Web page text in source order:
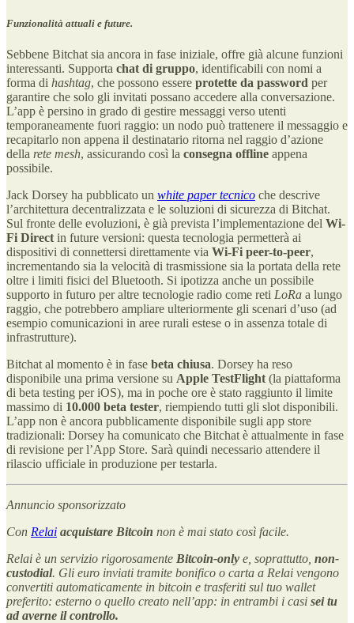
Funzionalità attuali e future.
Sebbene Bitchat sia ancora in fase iniziale, offre già alcune funzioni
interessanti. Supporta chat di gruppo, identificabili con nomi a
forma di hashtag, che possono essere protette da password per
garantire che solo gli invitati possano accedere alla conversazione.
L’app è persino in grado di gestire messaggi verso utenti
temporaneamente fuori raggio: un nodo può trattenere il messaggio e
recapitarlo non appena il destinatario ritorna nel raggio d’azione
della rete mesh, assicurando così la consegna offline appena
possibile.
Jack Dorsey ha pubblicato un white paper tecnico che descrive
l’architettura decentralizzata e le soluzioni di sicurezza di Bitchat.
Sul fronte delle evoluzioni, è già prevista l’implementazione del Wi-
Fi Direct in future versioni: questa tecnologia permetterà ai
dispositivi di connettersi direttamente via Wi-Fi peer-to-peer,
incrementando sia la velocità di trasmissione sia la portata della rete
oltre i limiti fisici del Bluetooth. Si ipotizza anche un possibile
supporto in futuro per altre tecnologie radio come reti LoRa a lungo
raggio, che potrebbero ampliare ulteriormente gli scenari d’uso (ad
esempio comunicazioni in aree rurali estese o in assenza totale di
infrastrutture).
Bitchat al momento è in fase beta chiusa. Dorsey ha reso
disponibile una prima versione su Apple TestFlight (la piattaforma
di beta testing per iOS), ma in poche ore è stato raggiunto il limite
massimo di 10.000 beta tester, riempiendo tutti gli slot disponibili.
L’app non è ancora pubblicamente disponibile sugli app store
tradizionali: Dorsey ha comunicato che Bitchat è attualmente in fase
di revisione per l’App Store. Sarà quindi necessario attendere il
rilascio ufficiale in produzione per testarla.
Annuncio sponsorizzato
Con Relai acquistare Bitcoin non è mai stato così facile.
Relai è un servizio rigorosamente Bitcoin-only e, soprattutto, non-
custodial. Gli euro inviati tramite bonifico o carta a Relai vengono
convertiti automaticamente in bitcoin e trasferiti sul tuo wallet
preferito: esterno o quello creato nell’app: in entrambi i casi sei tu
ad averne il controllo.